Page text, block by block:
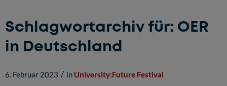
Schlagwortarchiv für: OER
in Deutschland
6. Februar 2023 / in University:Future Festival